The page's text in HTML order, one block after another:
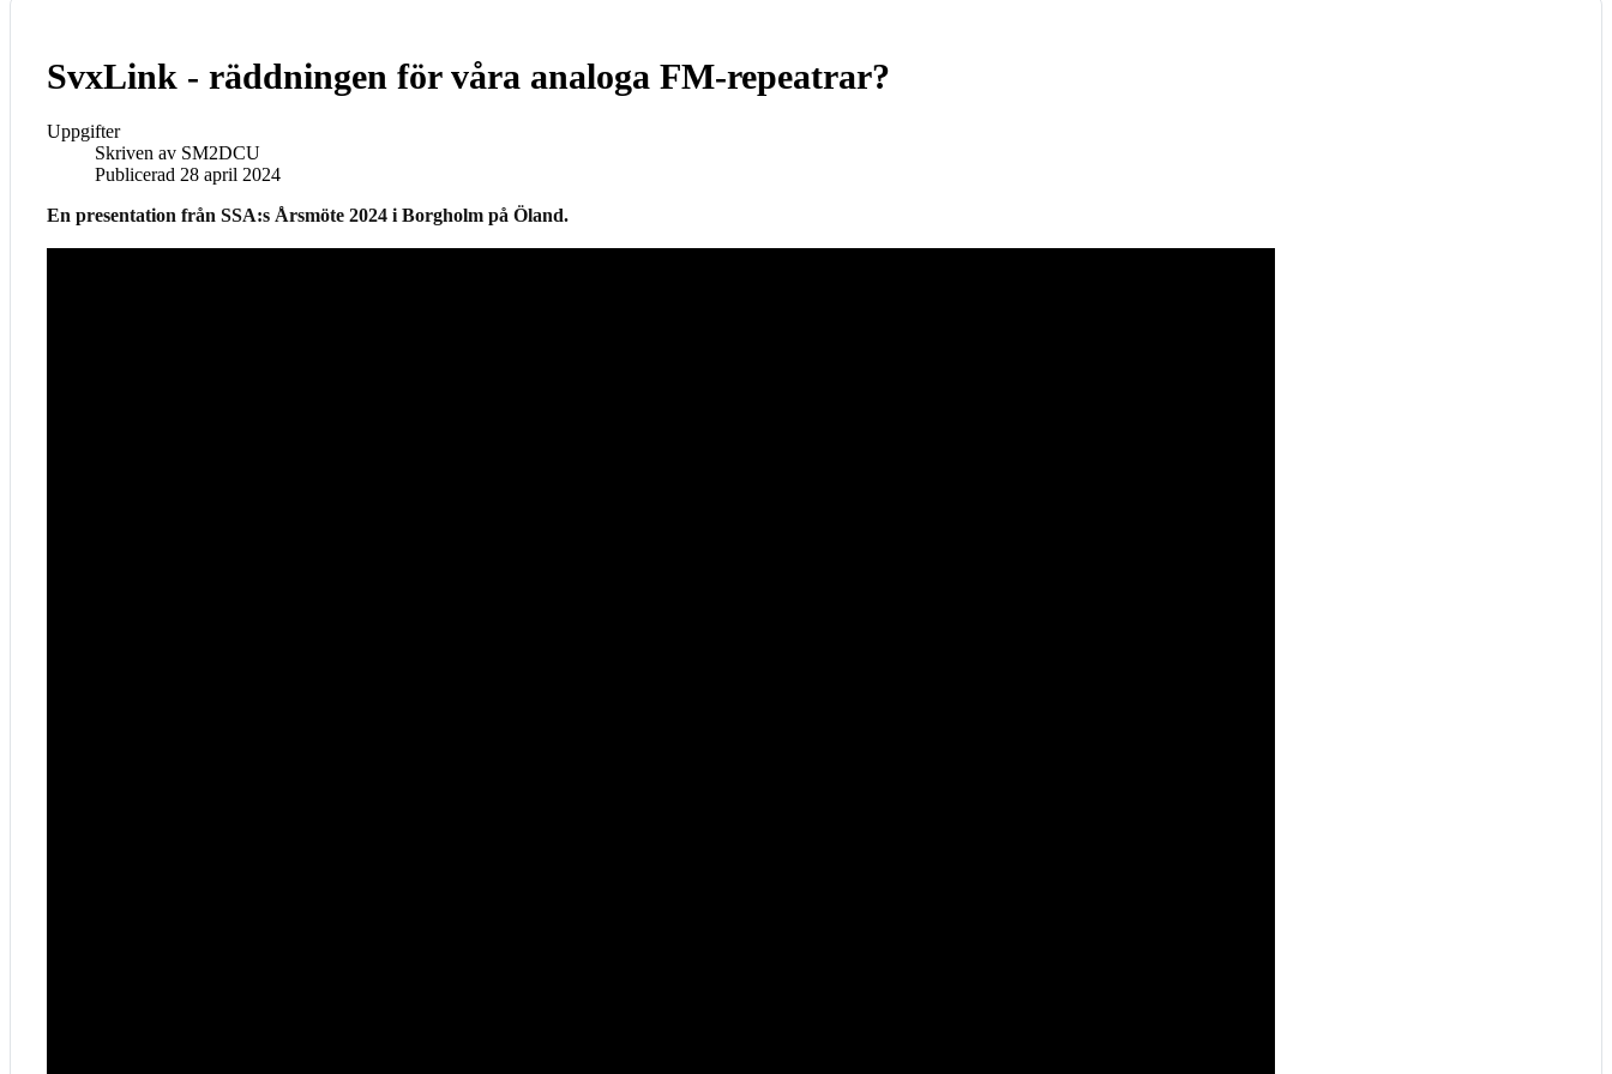
SvxLink - räddningen för våra analoga FM-repeatrar?
Uppgifter
Skriven av SM2DCU
Publicerad 28 april 2024
En presentation från SSA:s Årsmöte 2024 i Borgholm på Öland.